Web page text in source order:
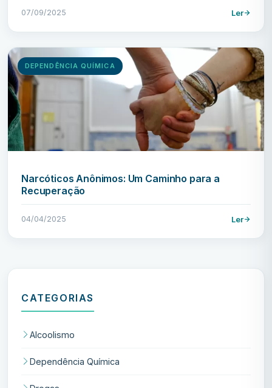
07/09/2025 Ler
DEPENDÊNCIA QUÍMICA
Narcóticos Anônimos: Um Caminho para a
Recuperação
04/04/2025 Ler
CATEGORIAS
Alcoolismo
Dependência Química